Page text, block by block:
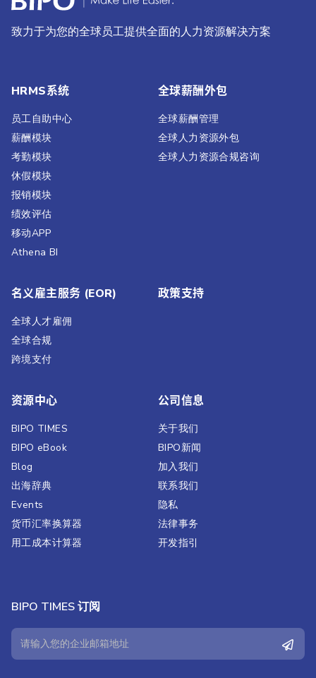
致力于为您的全球员工提供全面的人力资源解决方案
HRMS系统
员工自助中心
薪酬模块
考勤模块
休假模块
报销模块
绩效评估​
移动APP
Athena BI
全球薪酬外包
全球薪酬管理
全球人力资源外包
全球人力资源合规咨询
名义雇主服务 (EOR)
全球人才雇佣
全球合规
跨境支付
政策支持
资源中心
BIPO TIMES
BIPO eBook
Blog
出海辞典
Events
货币汇率换算器
用工成本计算器
公司信息
关于我们
BIPO新闻​
加入我们
联系我们
隐私
法律事务
开发指引
BIPO TIMES 订阅